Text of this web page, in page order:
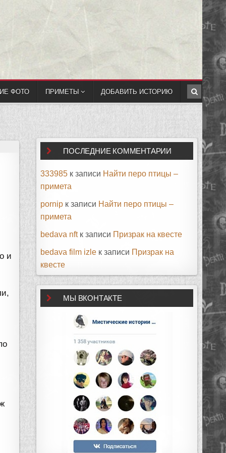
ФОТО ПРИМЕТЫ ДОБАВИТЬ ИСТОРИЮ
и
ПОСЛЕДНИЕ КОММЕНТАРИИ
333985 к записи Найти перо птицы –
примета
pornip к записи Найти перо птицы –
примета
bedava nftк записи Призрак на квесте
bedava film izle к записи Призрак на
квесте
МЫ ВКОНТАКТЕ